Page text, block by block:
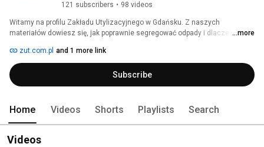
121 subscribers • 98 videos
Witamy na profilu Zakładu Utylizacyjnego w Gdańsku. Z naszych
materiałów dowiesz się, jak poprawnie segregować odpady i dlaczego jest
jaki sposób wspiera Mieszkańców. Zapraszamy do oglądania i
subskrybowania!
...more
zut.com.pl and 1 more link
Subscribe
Home Videos Shorts Playlists Search
Videos